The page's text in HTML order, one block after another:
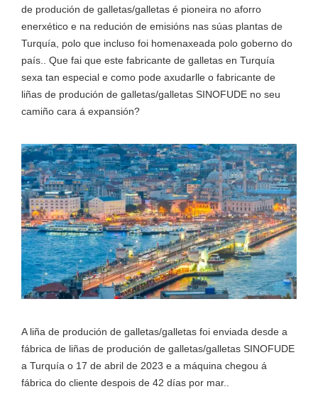
de produción de galletas/galletas é pioneira no aforro
enerxético e na redución de emisións nas súas plantas de
Turquía, polo que incluso foi homenaxeada polo goberno do
país.. Que fai que este fabricante de galletas en Turquía
sexa tan especial e como pode axudarlle o fabricante de
liñas de produción de galletas/galletas SINOFUDE no seu
camiño cara á expansión?
A liña de produción de galletas/galletas foi enviada desde a
fábrica de liñas de produción de galletas/galletas SINOFUDE
a Turquía o 17 de abril de 2023 e a máquina chegou á
fábrica do cliente despois de 42 días por mar..